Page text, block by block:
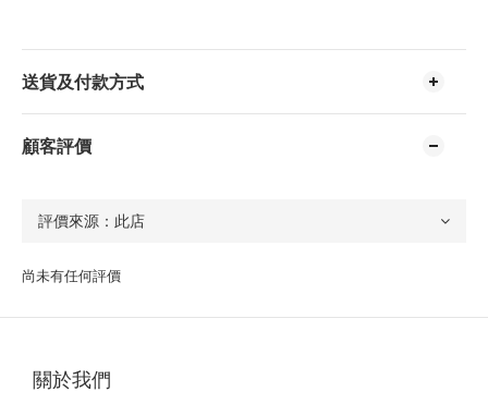
送貨及付款方式
顧客評價
尚未有任何評價
關於我們